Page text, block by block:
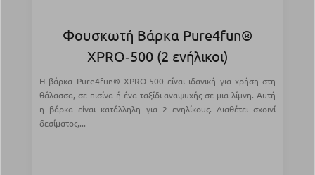
Φουσκωτή Βάρκα Pure4fun®
XPRO‑500 (2 ενήλικοι)
Η βάρκα Pure4fun® XPRO-500 είναι ιδανική για χρήση στη
θάλασσα, σε πισίνα ή ένα ταξίδι αναψυχής σε μια λίμνη. Αυτή
η βάρκα είναι κατάλληλη για 2 ενηλίκους. Διαθέτει σχοινί
δεσίματος,...